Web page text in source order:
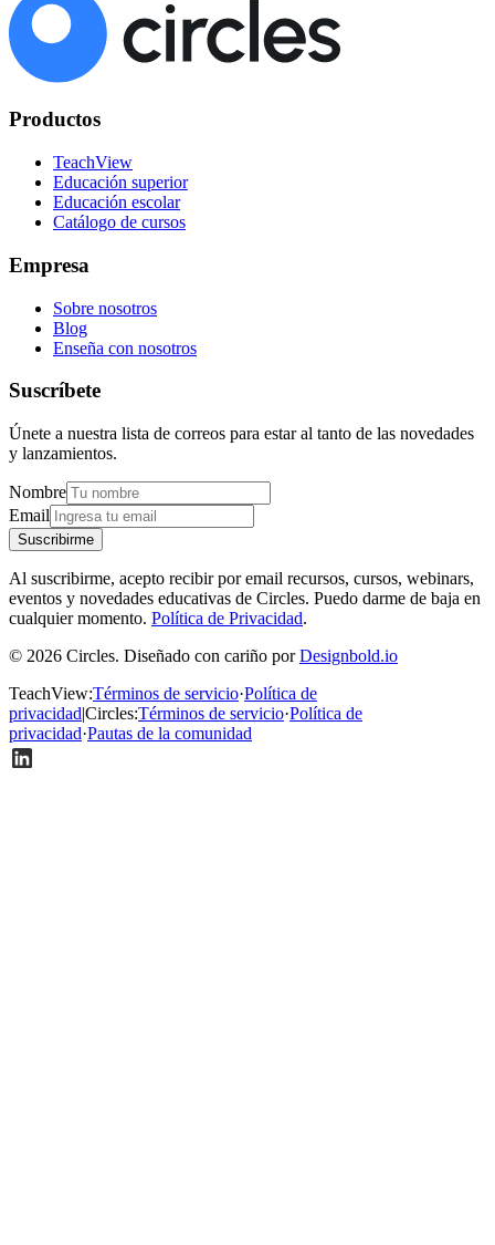
Productos
TeachView
Educación superior
Educación escolar
Catálogo de cursos
Empresa
Sobre nosotros
Blog
Enseña con nosotros
Suscríbete
Únete a nuestra lista de correos para estar al tanto de las novedades
y lanzamientos.
Nombre
Email
Suscribirme
Al suscribirme, acepto recibir por email recursos, cursos, webinars,
eventos y novedades educativas de Circles. Puedo darme de baja en
cualquier momento. Política de Privacidad.
© 2026 Circles. Diseñado con cariño por Designbold.io
TeachView:Términos de servicio·Política de
privacidad|Circles:Términos de servicio·Política de
privacidad·Pautas de la comunidad